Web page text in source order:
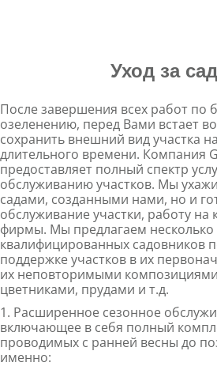
Уход за
После завершения всех работ по
озеленению, перед Вами встает
сохранить внешний вид участка
длительного времени. Компания
предоставляет полный спектр
обслуживанию участков. Мы
садами, созданными нами, но и
обслуживание участки, работу на
фирмы. Мы предлагаем несколько
квалифицированных садовников
поддержке участков в их
их неповторимыми
цветниками, прудами и т.д.
1. Расширенное сезонное
включающее в себя полный
проводимых с ранней весны до
именно: